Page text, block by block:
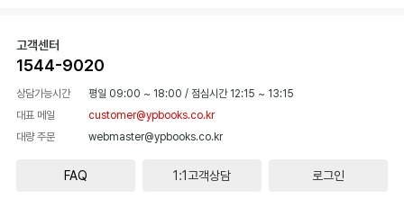
고객센터
1544-9020
상담가능시간 평일 09:00 ~ 18:00 / 점심시간 12:15 ~ 13:15
대표 메일
customer@ypbooks.co.kr
대량 주문
webmaster@ypbooks.co.kr
FAQ 1:1고객상담 로그인